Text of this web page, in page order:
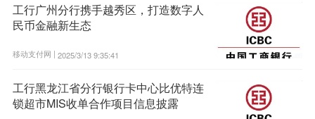
工行广州分行携手越秀区，打造数字人
民币金融新生态
移动支付网 | 2025/3/13 9:35:41
工行黑龙江省分行银行卡中心比优特连
锁超市MIS收单合作项目信息披露